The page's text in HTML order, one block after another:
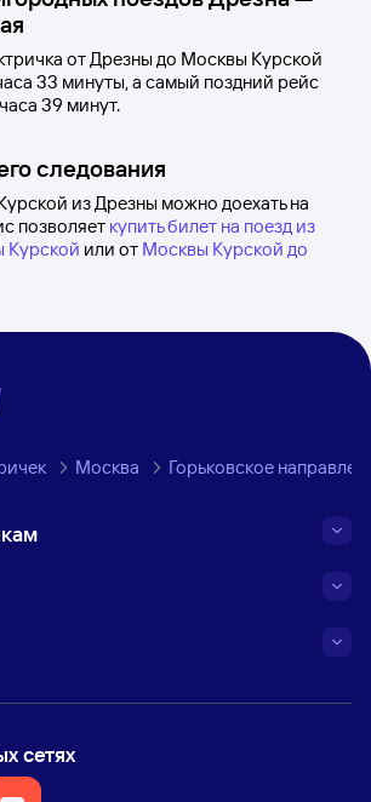
отДрезныдо Москвы Курской
33 минуты, а самый поздний рейс
часа 39 минут.
следования
из Дрезны можно доехать на
позволяет купить билет на поезд из
Курской или от Москвы Курской до
Москва Горьковское
сетях